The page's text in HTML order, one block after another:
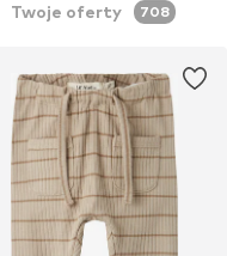
Twoje oferty 708